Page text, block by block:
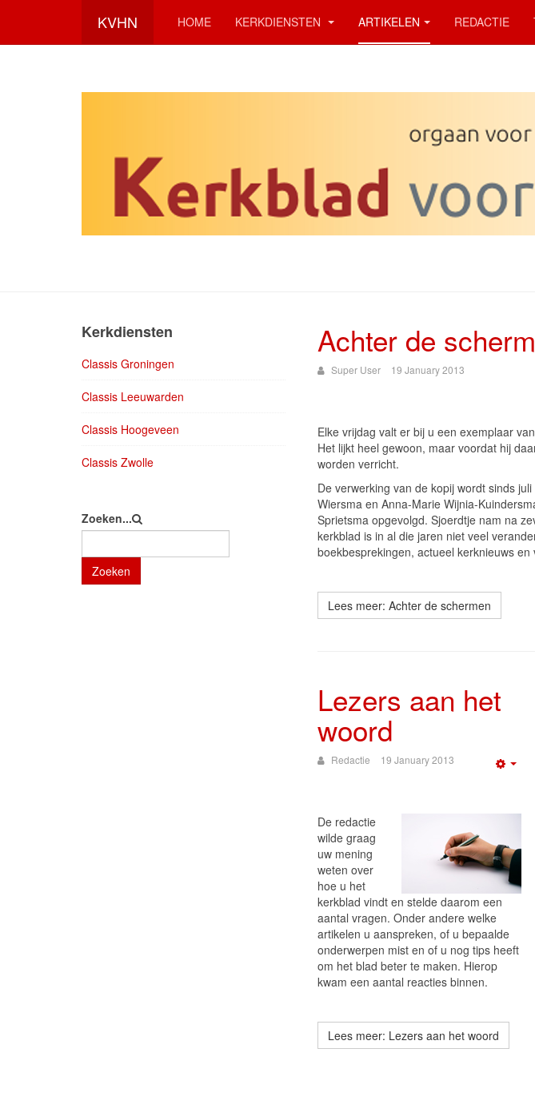
KVHN HOME KERKDIENSTEN ARTIKELEN REDACTIE
Achter de
Super User 19 January 2013
Elke vrijdag valt er bij u een exemplaar
Het lijkt heel gewoon, maar voordat hij
worden verricht.
De verwerking van de kopij wordt sinds
Wiersma en Anna-Marie Wijnia-
Sprietsma opgevolgd. Sjoerdtje nam na
kerkblad is in al die jaren niet veel
boekbesprekingen, actueel kerknieuws
Lees meer: Achter de schermen
Lezers aan het
woord
Redactie 19 January 2013
De redactie
wilde graag
uw mening
weten over
hoe u het
kerkblad vindt en stelde daarom een
aantal vragen. Onder andere welke
artikelen u aanspreken, of u bepaalde
onderwerpen mist en of u nog tips heeft
om het blad beter te maken. Hierop
kwam een aantal reacties binnen.
Lees meer: Lezers aan het woord
Kerkdiensten
Classis Groningen
Classis Leeuwarden
Classis Hoogeveen
Classis Zwolle
Zoeken...
Zoeken